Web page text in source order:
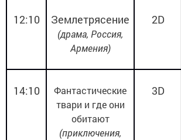
12:10 Землетрясение
(драма, Россия,
Армения)
2D
14:10
Фантастические
твари и где они
обитают
(приключения,
3D